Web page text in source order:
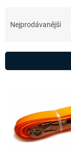
n
í
Nejprodávanější